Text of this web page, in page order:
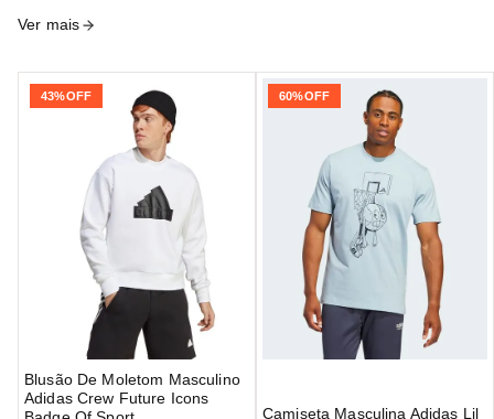
Ver mais
Blusão De Moletom Masculino
Adidas Crew Future Icons
43%OFF
Camiseta Masculina Adidas Lil
60%OFF